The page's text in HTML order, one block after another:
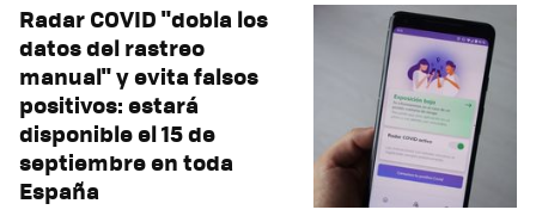
Radar COVID "dobla los
datos del rastreo
manual" y evita falsos
positivos: estará
disponible el 15 de
septiembre en toda
España